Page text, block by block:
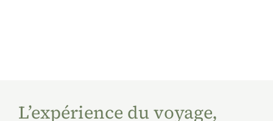
L’expérience du voyage,